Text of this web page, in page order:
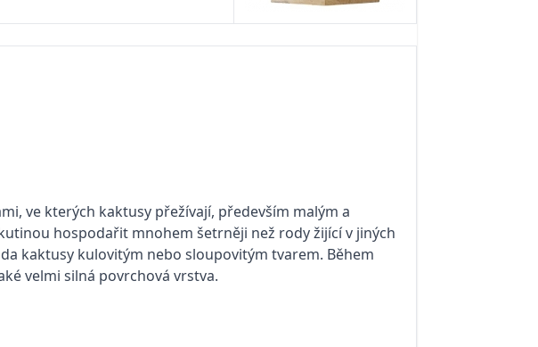
ve kterých kaktusy přežívají, především malým a
hospodařit mnohem šetrněji než rody žijící v jiných
kaktusy kulovitým nebo sloupovitým tvarem. Během
velmi silná povrchová vrstva.